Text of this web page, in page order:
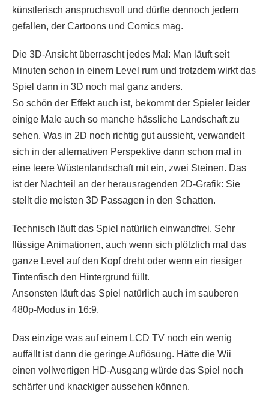
künstlerisch anspruchsvoll und dürfte dennoch jedem
gefallen, der Cartoons und Comics mag.
Die 3D-Ansicht überrascht jedes Mal: Man läuft seit
Minuten schon in einem Level rum und trotzdem wirkt das
Spiel dann in 3D noch mal ganz anders.
So schön der Effekt auch ist, bekommt der Spieler leider
einige Male auch so manche hässliche Landschaft zu
sehen. Was in 2D noch richtig gut aussieht, verwandelt
sich in der alternativen Perspektive dann schon mal in
eine leere Wüstenlandschaft mit ein, zwei Steinen. Das
ist der Nachteil an der herausragenden 2D-Grafik: Sie
stellt die meisten 3D Passagen in den Schatten.
Technisch läuft das Spiel natürlich einwandfrei. Sehr
flüssige Animationen, auch wenn sich plötzlich mal das
ganze Level auf den Kopf dreht oder wenn ein riesiger
Tintenfisch den Hintergrund füllt.
Ansonsten läuft das Spiel natürlich auch im sauberen
480p-Modus in 16:9.
Das einzige was auf einem LCD TV noch ein wenig
auffällt ist dann die geringe Auflösung. Hätte die Wii
einen vollwertigen HD-Ausgang würde das Spiel noch
schärfer und knackiger aussehen können.